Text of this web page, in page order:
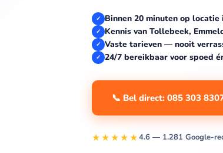
✓ Binnen 20 minuten op locatie
✓ Kennis van Tollebeek,
✓ Vaste tarieven — nooit
✓ 24/7 bereikbaar voor spoed
📞 Bel direct: 085 303
★★★★★4.6 — 1.281 Google-